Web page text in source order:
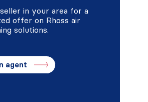
in your area for a
offer on Rhoss air
solutions.
agent